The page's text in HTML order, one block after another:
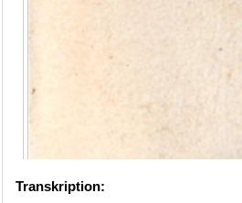
Transkription: